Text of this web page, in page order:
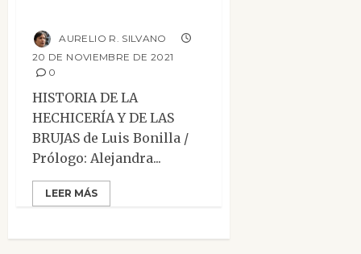
AURELIO R. SILVANO
20 DE NOVIEMBRE DE 2021
0
HISTORIA DE LA
HECHICERÍA Y DE LAS
BRUJAS de Luis Bonilla /
Prólogo: Alejandra...
LEER MÁS